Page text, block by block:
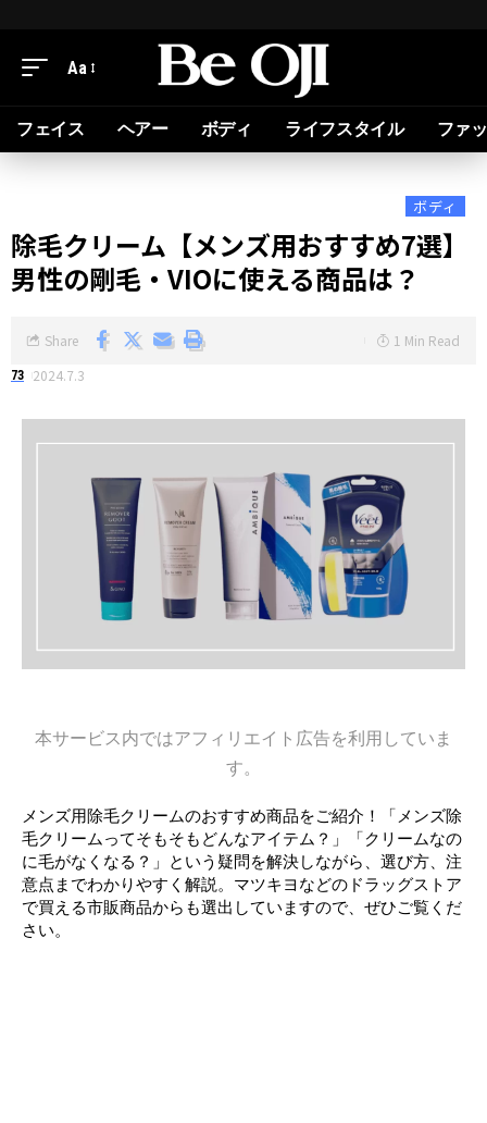
Aa
フェイス ヘアー ボディ ライフスタイル ファ
ボディ
除毛クリーム【メンズ用おすすめ7選】
男性の剛毛・VIOに使える商品は？
73 2024.7.3
Share 1 Min Read
本サービス内ではアフィリエイト広告を利用していま
す。
メンズ用除毛クリームのおすすめ商品をご紹介！「メンズ除
毛クリームってそもそもどんなアイテム？」「クリームなの
に毛がなくなる？」という疑問を解決しながら、選び方、注
意点までわかりやすく解説。マツキヨなどのドラッグストア
で買える市販商品からも選出していますので、ぜひご覧くだ
さい。